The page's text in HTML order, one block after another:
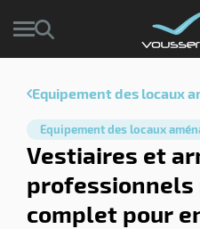
Equipement des locaux
Equipement des locaux
Vestiaires et
professionnels
complet pour